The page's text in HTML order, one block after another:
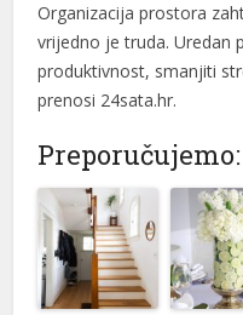
Organizacija prostora
vrijedno je truda. Uredan
produktivnost, smanjiti
prenosi 24sata.hr.
Preporučujemo: